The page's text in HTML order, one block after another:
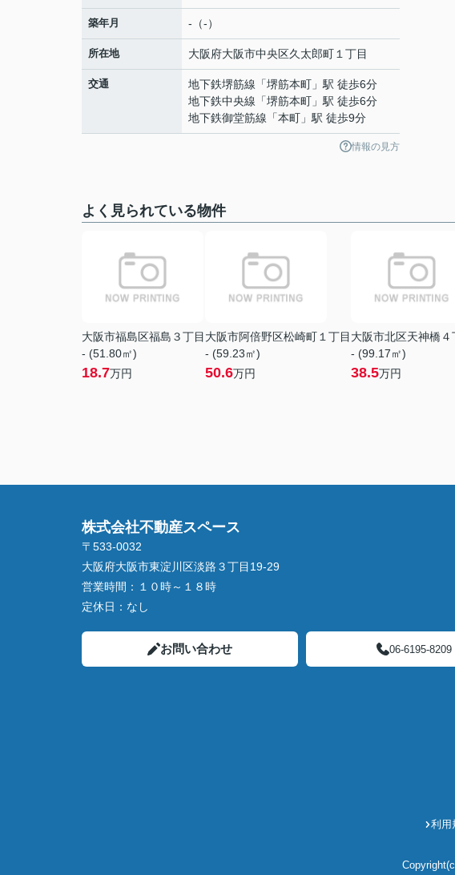
築年月 -（-）
所在地 大阪府大阪市中央区久太郎町 １丁目
交通 地下鉄堺筋線 「堺筋本町 」駅 徒歩6分
地下鉄中央線 「堺筋本町 」駅 徒歩6分
地下鉄御堂筋線 「本町 」駅 徒歩9分
情報の見方
よく見られている物件
大阪市福島区福島３丁目
- (51.80㎡)
18.7万円
大阪市阿倍野区松崎町１丁目
- (59.23㎡)
50.6万円
大阪市北区天神橋４
- (99.17㎡)
38.5万円
株式会社不動産スペース
〒533-0032
大阪府大阪市東淀川区淡路３丁目19-29
営業時間： １０時～１８時
定休日： なし
お問い合わせ 06-6195-8209
利用